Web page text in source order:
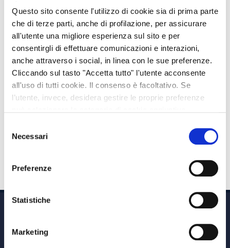
Questo sito consente l'utilizzo di cookie sia di prima parte
che di terze parti, anche di profilazione, per assicurare
all'utente una migliore esperienza sul sito e per
consentirgli di effettuare comunicazioni e interazioni,
anche attraverso i social, in linea con le sue preferenze.
Cliccando sul tasto "Accetta tutto" l'utente acconsente
all'uso di tutti cookie. Il consenso è facoltativo. Se
l’utente, invece, desidera gestire le proprie preferenze
è possibile cliccare sul pulsante "Mostra dettagli".
delNecessari
Preferenze
Statistiche
Marketing
dell’assicurato avrebbe ripercussioni economiche
particolarmente gravi sulla sua famiglia, ad esempio a
causa della responsabilità esclusiva del rimborso del
mutuo casa.
Con una polizza caso morte vita intera la liquidazione del
capitale ai beneficiari si ha invece alla morte
contratto.